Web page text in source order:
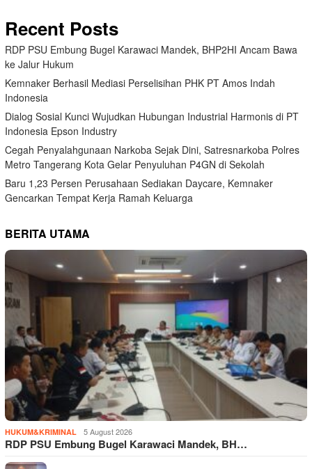
Recent Posts
RDP PSU Embung Bugel Karawaci Mandek, BHP2HI Ancam Bawa
ke Jalur Hukum
Kemnaker Berhasil Mediasi Perselisihan PHK PT Amos Indah
Indonesia
Dialog Sosial Kunci Wujudkan Hubungan Industrial Harmonis di PT
Indonesia Epson Industry
Cegah Penyalahgunaan Narkoba Sejak Dini, Satresnarkoba Polres
Metro Tangerang Kota Gelar Penyuluhan P4GN di Sekolah
Baru 1,23 Persen Perusahaan Sediakan Daycare, Kemnaker
Gencarkan Tempat Kerja Ramah Keluarga
BERITA UTAMA
HUKUM&KRIMINAL 5 August 2026
RDP PSU Embung Bugel Karawaci Mandek, BH…